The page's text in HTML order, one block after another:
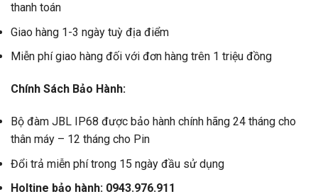
thanh toán
Giao hàng 1-3 ngày tuỳ địa điểm
Miễn phí giao hàng đối với đơn hàng trên 1 triệu đồng
Chính Sách Bảo Hành:
Bộ đàm JBL IP68 được bảo hành chính hãng 24 tháng cho
thân máy – 12 tháng cho Pin
Đổi trả miễn phí trong 15 ngày đầu sử dụng
Holtine bảo hành: 0943.976.911